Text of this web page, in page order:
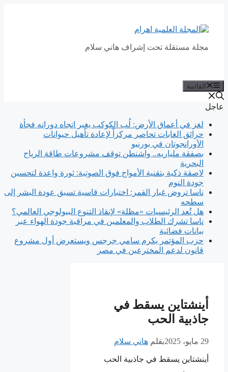
المحتوى
مجلة مستقلة تحت إشراف هاني سلام
القائمة
عاجل
لغز في أعماق الأرض: لُب الكوكب يغير اتجاه دورانه فجأة
حرائق الغابات تحاصر مركزاً لإعادة تأهيل حيوانات
الأورانجوتان في بورنيو
بصفقة ملياريه.. واشنطن توقف مشروعات طاقة الرياح
البحرية
لاصقة ذكية بتقنية الأمواج فوق الصوتية: ثورة واعدة لتحسين
جودة النوم
ناسا تروض غبار القمر: اختبارات قاسية تسبق عودة البشر إلى
سطحه
هل تُعد الرئيسيات «مظلة» لإنقاذ التنوع البيولوجي العالمي؟
ناسا تشرك الطلاب والمعلمين في مراقبة جودة الهواء عبر
بيانات فضائية
حزب المؤتمر يكرم سامي جرجس ويستعرض أول مشروع
قانون لدعم المخترعين في مصر
أينشتاين يسقط في
جاذبية الحب
29 مايو، 2025 بقلم هاني سلام
أينشتاين يسقط في جاذبية الحب